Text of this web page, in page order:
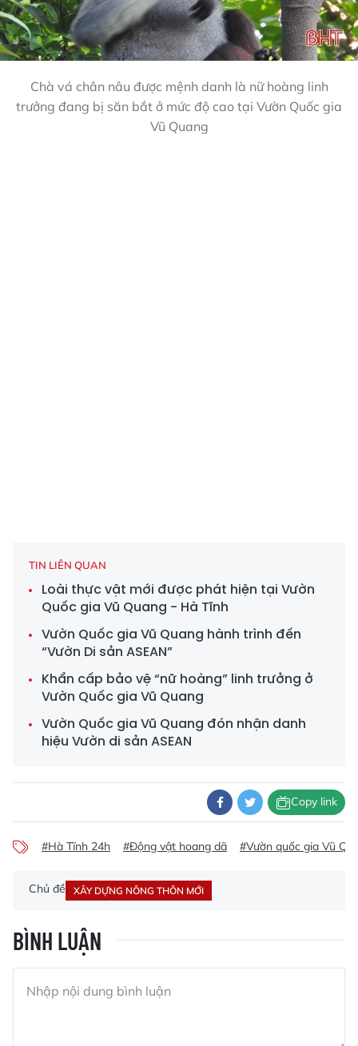
Chà vá chân nâu được mệnh danh là nữ hoàng linh
trưởng đang bị săn bắt ở mức độ cao tại Vườn Quốc gia
Vũ Quang
TIN LIÊN QUAN
Loài thực vật mới được phát hiện tại Vườn
Quốc gia Vũ Quang - Hà Tĩnh
Vườn Quốc gia Vũ Quang hành trình đến
“Vườn Di sản ASEAN”
Khẩn cấp bảo vệ “nữ hoàng” linh trưởng ở
Vườn Quốc gia Vũ Quang
Vườn Quốc gia Vũ Quang đón nhận danh
hiệu Vườn di sản ASEAN
Copy link
#Hà Tĩnh 24h #Động vật hoang dã #Vườn quốc gia Vũ
Chủ đề XÂY DỰNG NÔNG THÔN MỚI
BÌNH LUẬN